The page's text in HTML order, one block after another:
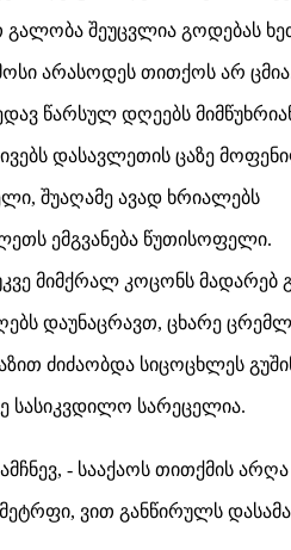
შეუცვლია გოდებას
არასოდეს თითქოს არ
წარსულ დღეებს
დასავლეთის ცაზე
შუაღამე ავად ხრიალებს
ემგვანება წუთისოფელი.
მიმქრალ კოცონს მადარებ
დაუნაცრავთ, ცხარე
ძიძაობდა სიცოცხლეს
სასიკვდილო სარეცელია.
- სააქაოს თითქმის
ვით განწირულს